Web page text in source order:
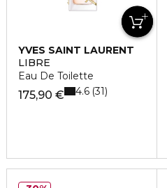
YVES SAINT LAURENT
LIBRE
Eau De Toilette
175,90 € 4.6 31